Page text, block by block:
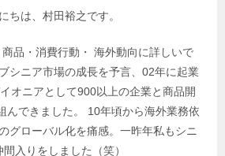
ちは、村田裕之です。
品・消費行動・ 海外動向に詳しいで
シニア市場の成長を予言、02年に起業
オニアとして900以上の企業と商品開
んできました。 10年頃から海外業務依
グローバル化を痛感。一昨年私もシニ
間入りをしました（笑）